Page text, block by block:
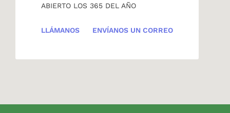
ABIERTO LOS 365 DEL AÑO
LLÁMANOS ENVÍANOS UN CORREO